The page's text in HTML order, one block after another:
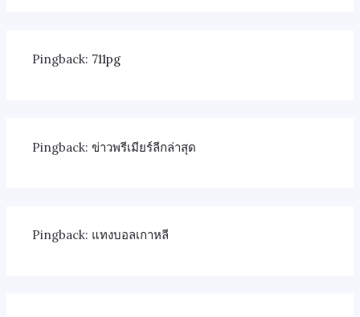
Pingback: 711pg
Pingback:ข่าวพรีเมียร์ลีกล่าสุด
Pingback: แทงบอลเกาหลี